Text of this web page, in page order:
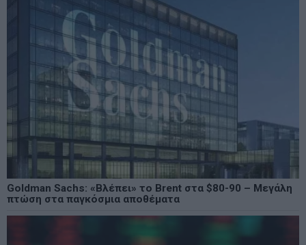
Goldman Sachs: «Βλέπει» το Brent στα $80-90 – Μεγάλη
πτώση στα παγκόσμια αποθέματα